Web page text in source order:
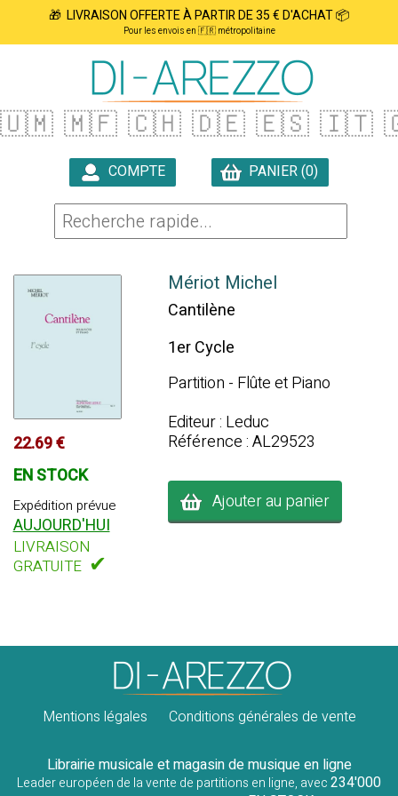
🎁 LIVRAISON OFFERTE À PARTIR DE 35 € D'ACHAT 📦
Pour les envois en 🇫🇷 métropolitaine
🇺🇲 🇲🇫 🇨🇭 🇩🇪 🇪🇸 🇮🇹
COMPTE
PANIER (0)
22.69 €
EN STOCK
Expédition prévue
AUJOURD'HUI
LIVRAISON
GRATUITE ✔
Mériot Michel
Cantilène
1er Cycle
Partition - Flûte et Piano
Editeur : Leduc
Référence : AL29523
Ajouter au panier
Mentions légales Conditions générales de vente
Librairie musicale et magasin de musique en ligne
Leader européen de la vente de partitions en ligne, avec234'000